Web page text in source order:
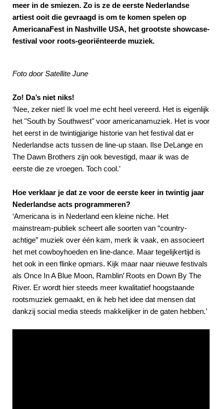
meer in de smiezen. Zo is ze de eerste Nederlandse
artiest ooit die gevraagd is om te komen spelen op
AmericanaFest in Nashville USA, het grootste showcase-
festival voor roots-georiënteerde muziek.
Foto door Satellite June
Zo! Da’s niet niks!
‘Nee, zeker niet! Ik voel me echt heel vereerd. Het is eigenlijk
het "South by Southwest" voor americanamuziek. Het is voor
het eerst in de twintigjarige historie van het festival dat er
Nederlandse acts tussen de line-up staan. Ilse DeLange en
The Dawn Brothers zijn ook bevestigd, maar ik was de
eerste die ze vroegen. Toch cool.’
Hoe verklaar je dat ze voor de eerste keer in twintig jaar
Nederlandse acts programmeren?
‘Americana is in Nederland een kleine niche. Het
mainstream-publiek scheert alle soorten van “country-
achtige” muziek over één kam, merk ik vaak, en associeert
het met cowboyhoeden en line-dance. Maar tegelijkertijd is
het ook in een flinke opmars. Kijk maar naar nieuwe festivals
als Once In A Blue Moon, Ramblin’ Roots en Down By The
River. Er wordt hier steeds meer kwalitatief hoogstaande
rootsmuziek gemaakt, en ik heb het idee dat mensen dat
dankzij social media steeds makkelijker in de gaten hebben.’